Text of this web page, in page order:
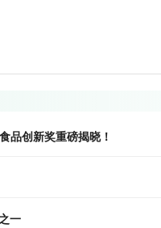
品创新奖重磅揭晓！
一